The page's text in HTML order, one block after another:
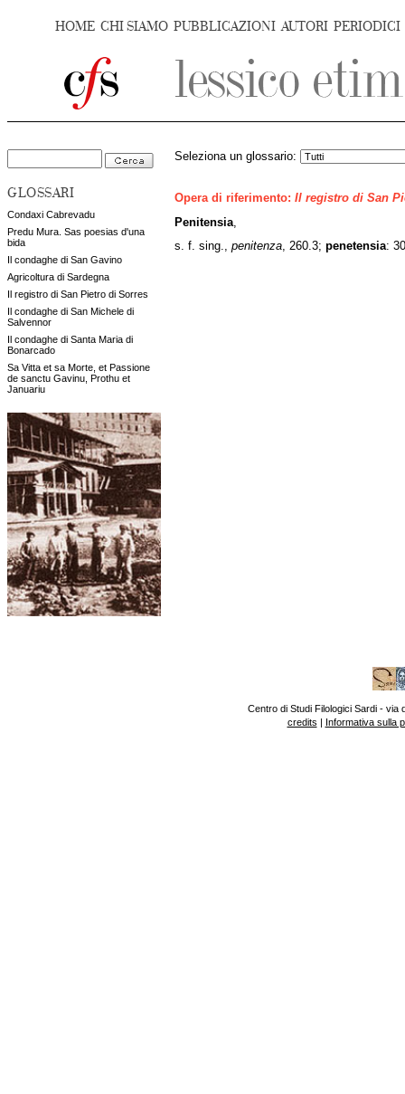
HOME CHI SIAMO PUBBLICAZIONI AUTORI PERIODICI
GLOSSARI
Condaxi Cabrevadu
Predu Mura. Sas poesias d'una
bida
Il condaghe di San Gavino
Agricoltura di Sardegna
Il registro di San Pietro di Sorres
Il condaghe di San Michele di
Salvennor
Il condaghe di Santa Maria di
Bonarcado
Sa Vitta et sa Morte, et Passione
de sanctu Gavinu, Prothu et
Januariu
Seleziona un glossario:
Opera di riferimento: Il registro di San
Penitensia
s. f. sing., penitenza, 260.3; penetensia:
Centro di Studi Filologici Sardi - via
credits | Informativa sulla